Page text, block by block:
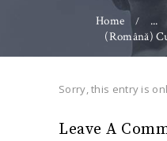
Home ...
(Română)
Sorry, this entry is
Leave A